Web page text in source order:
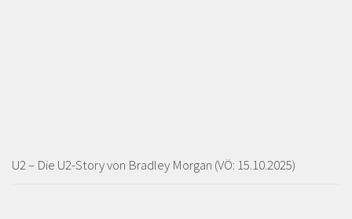
U2 – Die U2-Story von Bradley Morgan (VÖ: 15.10.2025)